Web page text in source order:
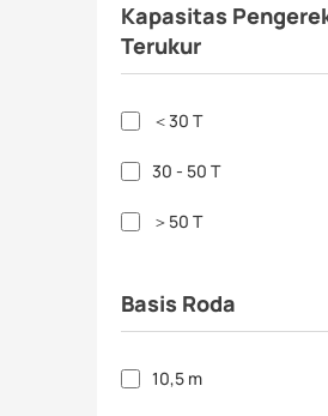
Kapasitas
Terukur
＜30 T
30 - 50 T
＞50 T
Basis Roda
10,5 m